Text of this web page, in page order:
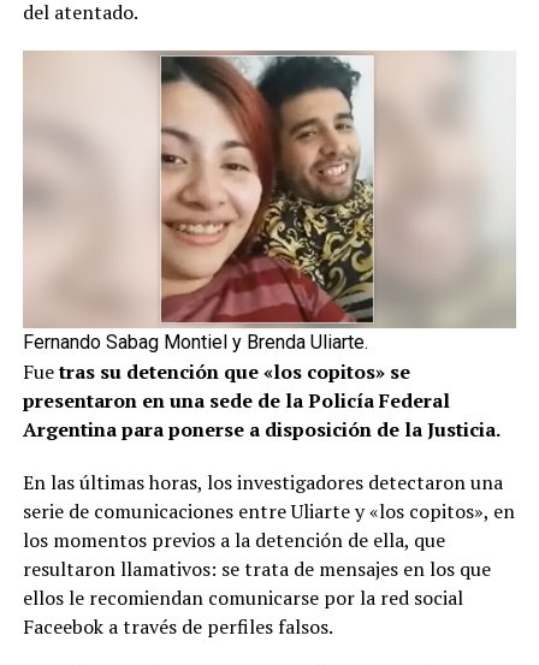
del atentado.
Fernando Sabag Montiel y Brenda Uliarte.
Fuetras su detención que «los copitos» se
presentaron en una sede de la Policía Federal
Argentina para ponerse a disposición de la Justicia.
En las últimas horas, los investigadores detectaron una
serie de comunicaciones entre Uliarte y «los copitos», en
los momentos previos a la detención de ella, que
resultaron llamativos: se trata de mensajes en los que
ellos le recomiendan comunicarse por la red social
Faceebok a través de perfiles falsos.